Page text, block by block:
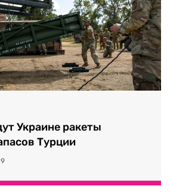
Украине ракеты
Турции